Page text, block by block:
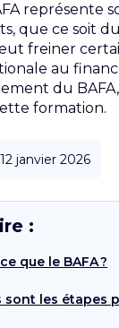
représente
que ce soit
freiner
au
du
formation.
janvier 2026
:
que le BAFA ?
sont les étapes